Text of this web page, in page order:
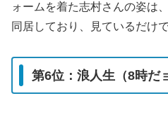
ォームを着た志村さんの姿は
同居しており、見ているだけ
第6位：浪人生（8時だ